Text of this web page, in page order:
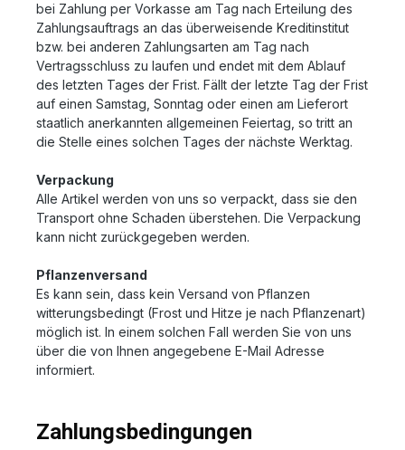
bei Zahlung per Vorkasse am Tag nach Erteilung des
Zahlungsauftrags an das überweisende Kreditinstitut
bzw. bei anderen Zahlungsarten am Tag nach
Vertragsschluss zu laufen und endet mit dem Ablauf
des letzten Tages der Frist. Fällt der letzte Tag der Frist
auf einen Samstag, Sonntag oder einen am Lieferort
staatlich anerkannten allgemeinen Feiertag, so tritt an
die Stelle eines solchen Tages der nächste Werktag.
Verpackung
Alle Artikel werden von uns so verpackt, dass sie den
Transport ohne Schaden überstehen. Die Verpackung
kann nicht zurückgegeben werden.
Pflanzenversand
Es kann sein, dass kein Versand von Pflanzen
witterungsbedingt (Frost und Hitze je nach Pflanzenart)
möglich ist. In einem solchen Fall werden Sie von uns
über die von Ihnen angegebene E-Mail Adresse
informiert.
Zahlungsbedingungen